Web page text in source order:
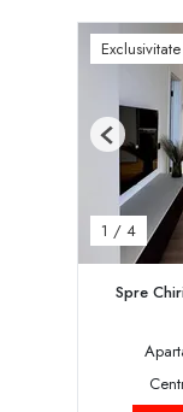
Exclusivitate
1 / 4
Previous
Spre